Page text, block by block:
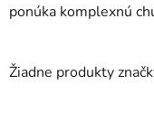
ponúka komplexnú
Žiadne produkty